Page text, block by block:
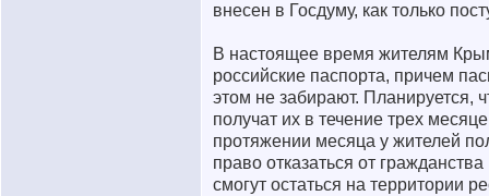
внесен в Госдуму, как только
В настоящее время жителям
российские паспорта, причем
этом не забирают. Планируется,
получат их в течение трех
протяжении месяца у жителей
право отказаться от
смогут остаться на территории